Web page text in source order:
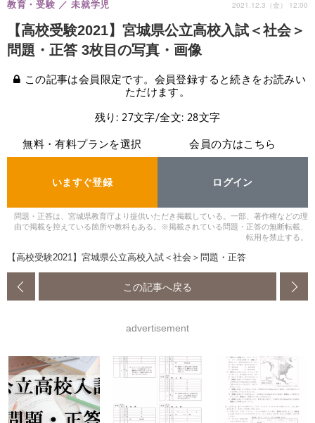
【高校受験2021】宮城県公立高校入試＜社会＞
問題・正答 3枚目の写真・画像
教育・受験 未就学児 2021.12.3（金） 12:00
この記事は会員限定です。会員登録すると続きをお読みい
ただけます。
残り: 27文字/全文: 28文字
無料・有料プランを選択
いますぐ登録
会員の方はこちら
ログイン
問題・正答は、宮城県教育庁より提供いただき掲載している。一部、著作権などの理
由で掲載を控えている箇所や教科もある。※掲載されている問題・正答の無断転載、
転用を禁止する。
【高校受験2021】宮城県公立高校入試＜社会＞問題・正答
この記事へ戻る
advertisement